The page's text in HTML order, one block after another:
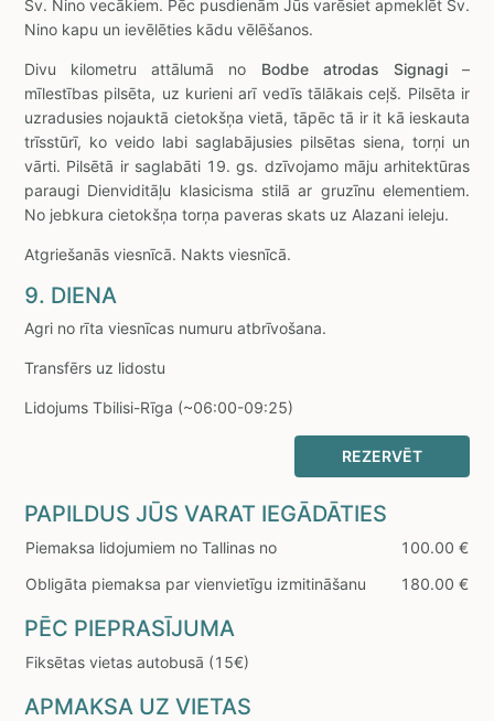
Sv. Nino vecākiem. Pēc pusdienām Jūs varēsiet apmeklēt Sv.
Nino kapu un ievēlēties kādu vēlēšanos.
Divu kilometru attālumā no Bodbe atrodas Signagi–
mīlestības pilsēta, uz kurieni arī vedīs tālākais ceļš. Pilsēta ir
uzradusies nojauktā cietokšņa vietā, tāpēc tā ir it kā ieskauta
trīsstūrī, ko veido labi saglabājusies pilsētas siena, torņi un
vārti. Pilsētā ir saglabāti 19. gs. dzīvojamo māju arhitektūras
paraugi Dienviditāļu klasicisma stilā ar gruzīnu elementiem.
No jebkura cietokšņa torņa paveras skats uz Alazani ieleju.
Atgriešanās viesnīcā. Nakts viesnīcā.
9. DIENA
Agri no rīta viesnīcas numuru atbrīvošana.
Transfērs uz lidostu
Lidojums Tbilisi-Rīga (~06:00-09:25)
REZERVĒT
PAPILDUS JŪS VARAT IEGĀDĀTIES
Piemaksa lidojumiem no Tallinas no
100.00 €
Obligāta piemaksa par vienvietīgu izmitināšanu
180.00 €
PĒC PIEPRASĪJUMA
Fiksētas vietas autobusā (15€)
APMAKSA UZ VIETAS